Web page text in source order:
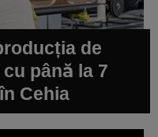
de
până la 7
Cehia